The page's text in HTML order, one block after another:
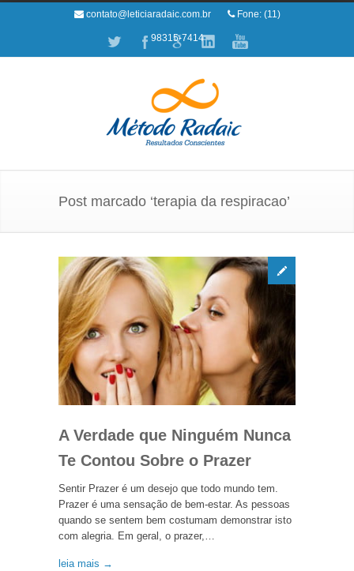
contato@leticiaradaic.com.br Fone: (11)
98315-7414
Post marcado ‘terapia da respiracao’
A Verdade que Ninguém Nunca
Te Contou Sobre o Prazer
Sentir Prazer é um desejo que todo mundo tem.
Prazer é uma sensação de bem-estar. As pessoas
quando se sentem bem costumam demonstrar isto
com alegria. Em geral, o prazer,…
leia mais →